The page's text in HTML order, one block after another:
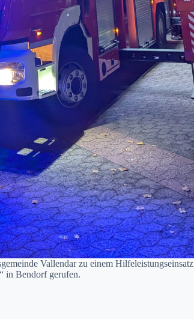
Vallendar zu einem Hilfeleistungseinsatz
in Bendorf gerufen.